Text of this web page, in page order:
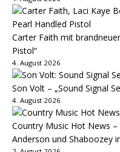
Carter Faith mit
Pistol“
4. August 2026
Son Volt – „Sound Signal
4. August 2026
Country Music Hot News
Anderson und Shaboozey